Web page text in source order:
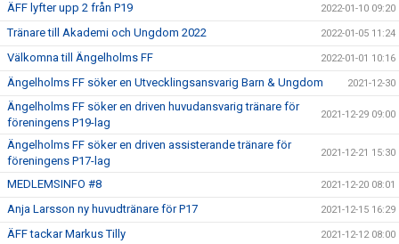
ÄFF lyfter upp 2 från P19 2022-01-10 09:20
Tränare till Akademi och Ungdom 2022 2022-01-05 11:24
Välkomna till Ängelholms FF 2022-01-01 10:16
Ängelholms FF söker en Utvecklingsansvarig Barn & Ungdom 2021-12-30
Ängelholms FF söker en driven huvudansvarig tränare för
föreningens P19-lag
2021-12-29 09:00
Ängelholms FF söker en driven assisterande tränare för
föreningens P17-lag
2021-12-21 15:30
MEDLEMSINFO #8 2021-12-20 08:01
Anja Larsson ny huvudtränare för P17 2021-12-15 16:29
ÄFF tackar Markus Tilly 2021-12-12 08:00